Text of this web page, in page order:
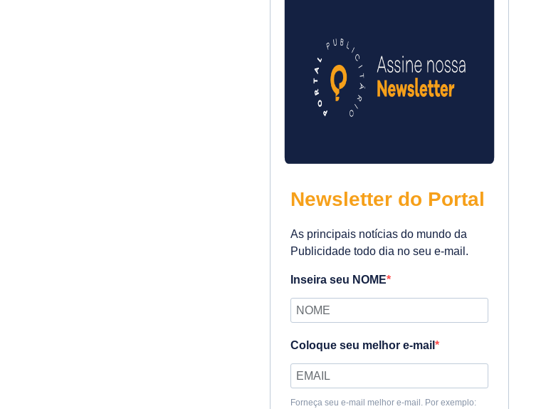
Newsletter do Portal
As principais notícias do mundo da
Publicidade todo dia no seu e-mail.
Inseira seu NOME
Coloque seu melhor e-mail
Forneça seu e-mail melhor e-mail. Por exemplo: